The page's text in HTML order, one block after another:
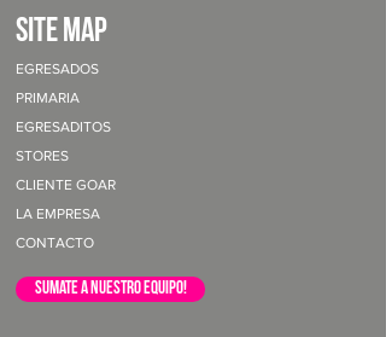
site map
EGRESADOS
PRIMARIA
EGRESADITOS
STORES
CLIENTE GOAR
LA EMPRESA
CONTACTO
sumate a nuestro equipo!